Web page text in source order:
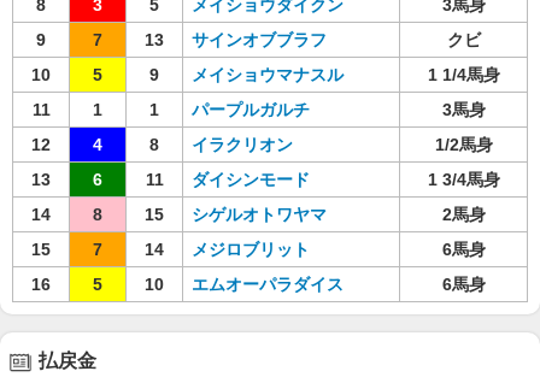
8
3 5 メイショウダイクン
3馬身
9
7 13 サインオブブラフ
クビ
10
5 9 メイショウマナスル
1 1/4馬身
11
1 1 パープルガルチ
3馬身
12
4 8 イラクリオン
1/2馬身
13
6 11 ダイシンモード
1 3/4馬身
14
8 15 シゲルオトワヤマ
2馬身
15
7 14 メジロブリット
6馬身
16
5 10 エムオーパラダイス 6馬身
払戻金